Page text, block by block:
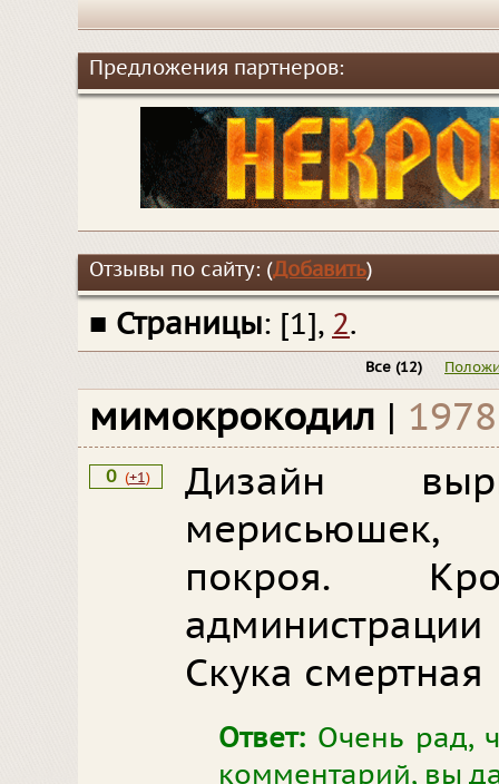
Предложения партнеров:
Отзывы по сайту: (Добавить)
■ Страницы: [1], 2.
Все (12)
мимокрокодил |
0 (+1)
Дизайн
покроя.
Скука смертная
Ответ: Очень рад,
комментарий, вы